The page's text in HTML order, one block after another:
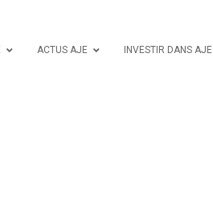
ACTUS AJE INVESTIR DANS AJE